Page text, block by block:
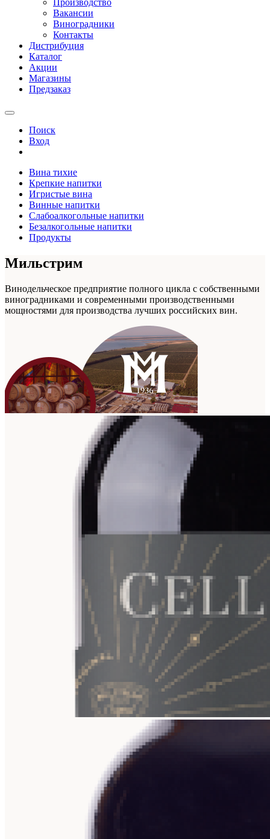
Производство
Вакансии
Виноградники
Контакты
Дистрибуция
Каталог
Акции
Магазины
Предзаказ
Поиск
Вход
Вина тихие
Крепкие напитки
Игристые вина
Винные напитки
Слабоалкогольные напитки
Безалкогольные напитки
Продукты
Мильстрим
Винодельческое предприятие полного цикла с собственными
виноградниками и современными производственными
мощностями для производства лучших российских вин.